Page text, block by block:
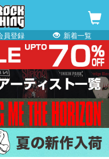
員登録 新着一覧